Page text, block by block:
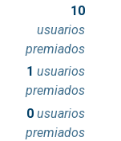
10
usuarios
premiados
1 usuarios
premiados
0 usuarios
premiados